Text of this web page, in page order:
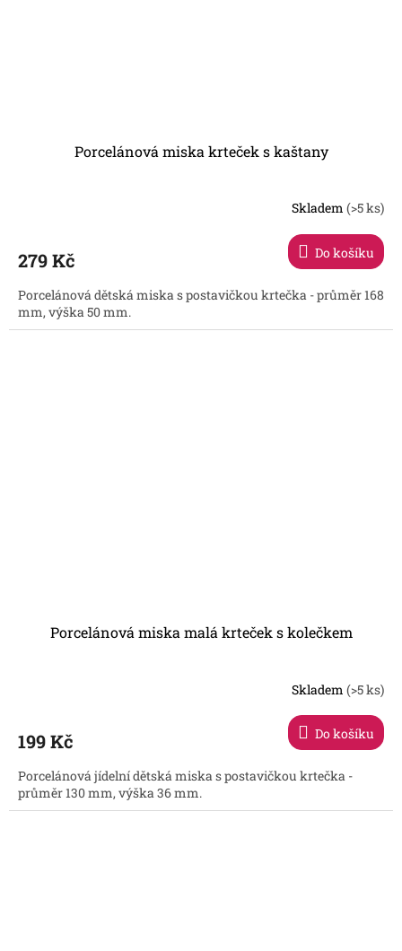
Porcelánová miska krteček s kaštany
Skladem (>5 ks)
279 Kč Do košíku
Porcelánová dětská miska s postavičkou krtečka - průměr 168
mm, výška 50 mm.
Porcelánová miska malá krteček s kolečkem
Skladem (>5 ks)
199 Kč Do košíku
Porcelánová jídelní dětská miska s postavičkou krtečka -
průměr 130 mm, výška 36 mm.